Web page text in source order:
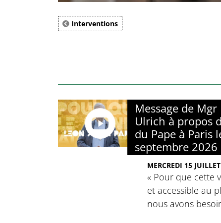
Interventions
Message de
Ulrich à propos
du Pape à Paris
septembre 2026
MERCREDI 15
« Pour que cette
et accessible au
nous avons